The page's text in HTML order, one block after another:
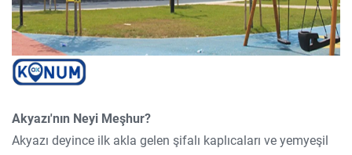
Akyazı'nın Neyi Meşhur?
Akyazı deyince ilk akla gelen şifalı kaplıcaları ve yemyeşil